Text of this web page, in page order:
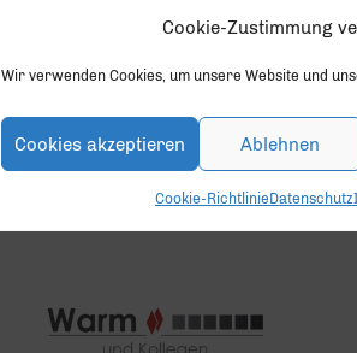
Cookie-Zustimmung
Wir verwenden Cookies, um unsere Website und
Cookies akzeptieren Ablehnen
Cookie-Richtlinie Datenschutz